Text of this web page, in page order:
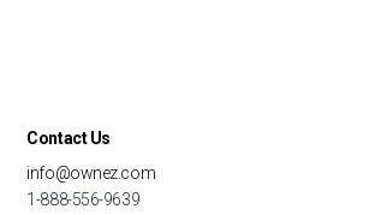
Contact Us
info@ownez.com
1-888-556-9639